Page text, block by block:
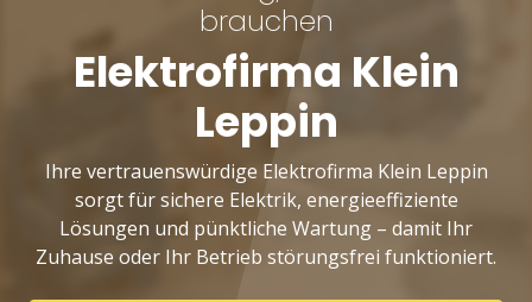
brauchen
Elektrofirma Klein
Leppin
Ihre vertrauenswürdige Elektrofirma Klein Leppin
sorgt für sichere Elektrik, energieeffiziente
Lösungen und pünktliche Wartung – damit Ihr
Zuhause oder Ihr Betrieb störungsfrei funktioniert.